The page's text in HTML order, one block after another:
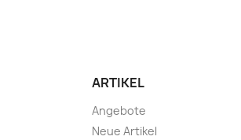
ARTIKEL
Angebote
Neue Artikel